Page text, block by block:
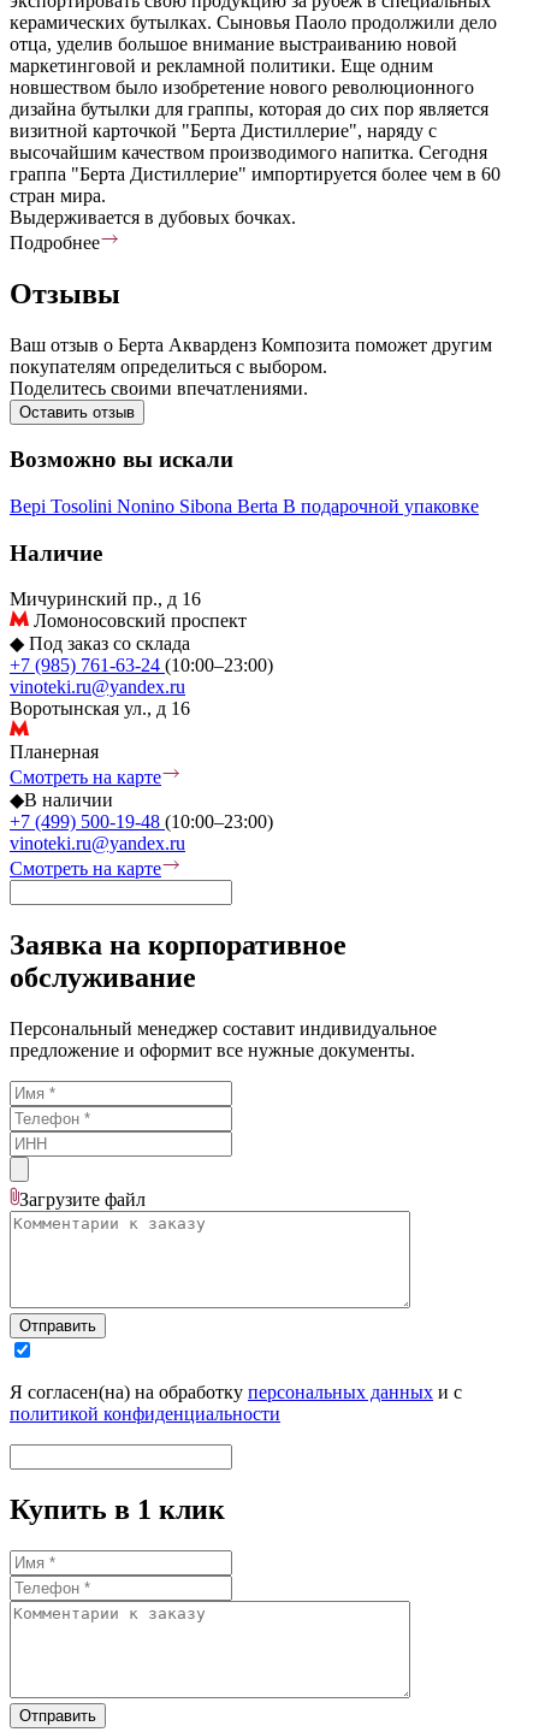
керамических бутылках. Сыновья Паоло продолжили дело
отца, уделив большое внимание выстраиванию новой
маркетинговой и рекламной политики. Еще одним
новшеством было изобретение нового революционного
дизайна бутылки для граппы, которая до сих пор является
визитной карточкой "Берта Дистиллерие", наряду с
высочайшим качеством производимого напитка. Сегодня
граппа "Берта Дистиллерие" импортируется более чем в 60
стран мира.
Выдерживается в дубовых бочках.
Подробнее
Отзывы
Ваш отзыв о Берта Акварденз Композита поможет другим
покупателям определиться с выбором.
Поделитесь своими впечатлениями.
Оставить отзыв
Возможно вы искали
Bepi Tosolini Nonino Sibona Berta В подарочной упаковке
Наличие
Мичуринский пр., д 16
Ломоносовский проспект
◆ Под заказ со склада
+7 (985) 761-63-24 (10:00–23:00)
vinoteki.ru@yandex.ru
Воротынская ул., д 16
Планерная
Смотреть на карте
◆В наличии
+7 (499) 500-19-48 (10:00–23:00)
vinoteki.ru@yandex.ru
Смотреть на карте
Заявка на корпоративное
обслуживание
Персональный менеджер составит индивидуальное
предложение и оформит все нужные документы.
Загрузите файл
Отправить
Я согласен(на) на обработку персональных данных и с
политикой конфиденциальности
Купить в 1 клик
Отправить